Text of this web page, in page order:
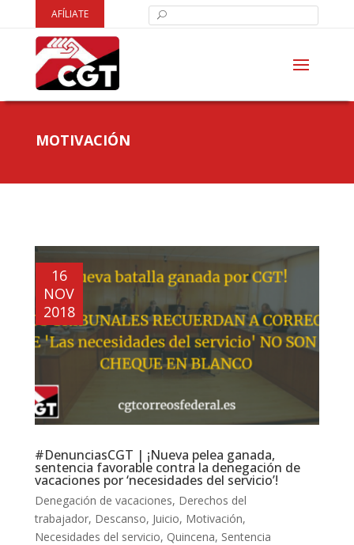
AFÍLIATE
MOTIVACIÓN
#DenunciasCGT | ¡Nueva pelea ganada,
sentencia favorable contra la denegación de
vacaciones por ‘necesidades del servicio’!
16
NOV
2018
Denegación de vacaciones, Derechos del
trabajador, Descanso, Juicio, Motivación,
Necesidades del servicio, Quincena, Sentencia